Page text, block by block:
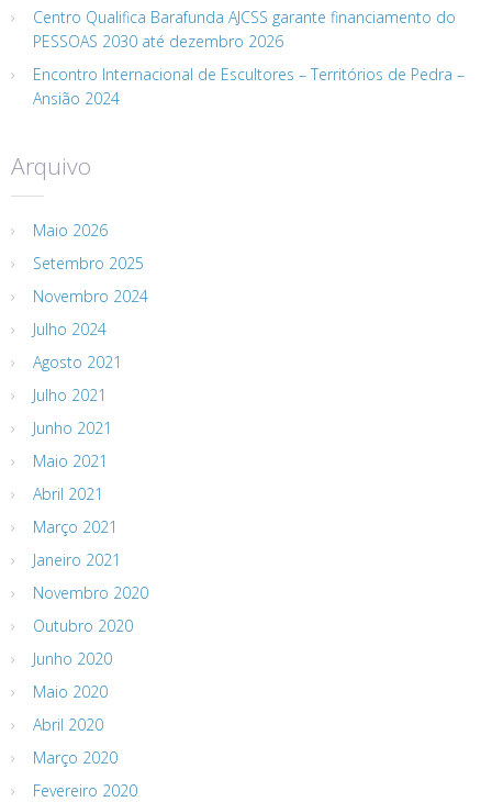
Centro Qualifica Barafunda AJCSS garante financiamento do
PESSOAS 2030 até dezembro 2026
Encontro Internacional de Escultores – Territórios de Pedra –
Ansião 2024
Arquivo
Maio 2026
Setembro 2025
Novembro 2024
Julho 2024
Agosto 2021
Julho 2021
Junho 2021
Maio 2021
Abril 2021
Março 2021
Janeiro 2021
Novembro 2020
Outubro 2020
Junho 2020
Maio 2020
Abril 2020
Março 2020
Fevereiro 2020